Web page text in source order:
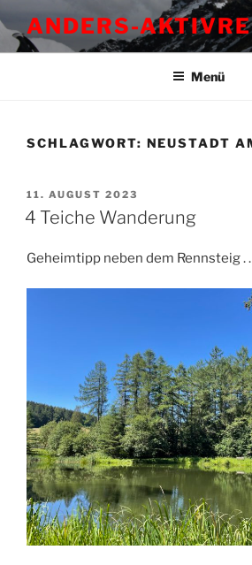
Inhalt
springen
ANDERS-
Menü
SCHLAGWORT: NEUSTADT
VERÖFFENTLICHT
AM
11. AUGUST 2023
4 Teiche Wanderung
Geheimtipp neben dem Rennsteig . .